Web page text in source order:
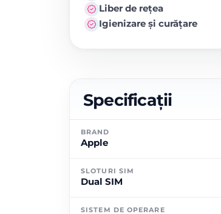
Liber de rețea
Igienizare și curățare
Specificații
BRAND
Apple
SLOTURI SIM
Dual SIM
SISTEM DE OPERARE